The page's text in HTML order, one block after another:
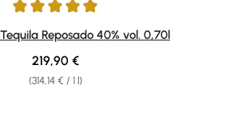
of 5 stars
Reposado 40% vol. 0,70l
(314,14 € / 1 l)
Regular price:
219,90 €